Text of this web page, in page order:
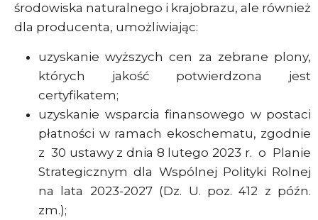
środowiska naturalnego i krajobrazu, ale również
dla producenta, umożliwiając:
uzyskanie wyższych cen za zebrane plony,
których jakość potwierdzona jest
certyfikatem;
uzyskanie wsparcia finansowego w postaci
płatności w ramach ekoschematu, zgodnie
z 30 ustawy z dnia 8 lutego 2023 r. o Planie
Strategicznym dla Wspólnej Polityki Rolnej
na lata 2023-2027 (Dz. U. poz. 412 z późn.
zm.);